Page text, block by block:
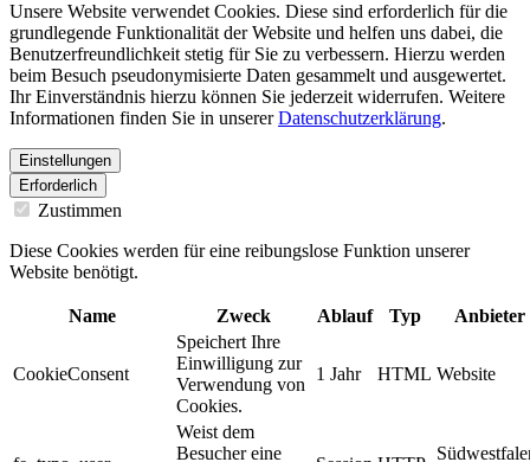
Unsere Website verwendet Cookies. Diese sind erforderlich für die
grundlegende Funktionalität der Website und helfen uns dabei, die
Benutzerfreundlichkeit stetig für Sie zu verbessern. Hierzu werden
beim Besuch pseudonymisierte Daten gesammelt und ausgewertet.
Ihr Einverständnis hierzu können Sie jederzeit widerrufen. Weitere
Informationen finden Sie in unsererDatenschutzerklärung.
Einstellungen
Erforderlich
Zustimmen
Diese Cookies werden für eine reibungslose Funktion unserer
Website benötigt.
Name Zweck Ablauf Typ Anbieter
CookieConsent
Speichert Ihre
Einwilligung zur
Verwendung von
Cookies.
1 Jahr HTML Website
Weist dem
Besucher eine